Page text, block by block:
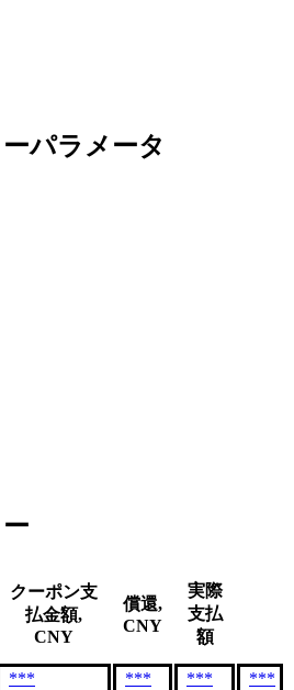
パラメータ
クーポン支
払金額,
CNY
償還,
CNY
実際
支払
額
*** *** ***
***